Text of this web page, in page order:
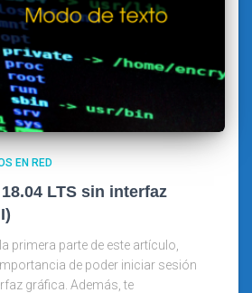
EN RED
LTS sin interfaz
primera parte de este artículo,
de poder iniciar sesión
gráfica. Además, te